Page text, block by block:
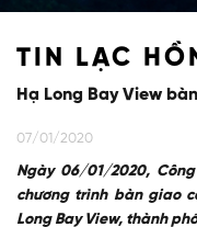
TIN LẠC
Hạ Long Bay View
07/01/2020
Ngày 06/01/2020,
chương trình bàn giao
Long Bay View, thành